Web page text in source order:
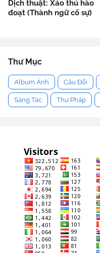
Dịch thuật: Xảo thủ hào
đoạt (Thành ngữ cố sự)
Thư Mục
Album Ảnh Câu Đối
Sáng Tác Thư Pháp